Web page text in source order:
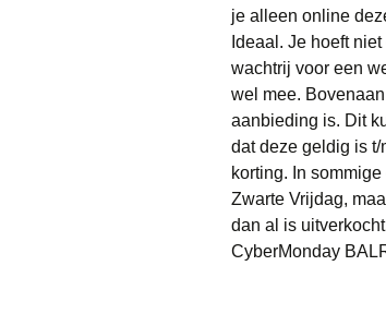
je alleen online
Ideaal. Je hoeft
wachtrij voor een
wel mee.
aanbieding is. Dit
dat deze geldig is
korting. In
Zwarte Vrijdag,
dan al is
CyberMonday